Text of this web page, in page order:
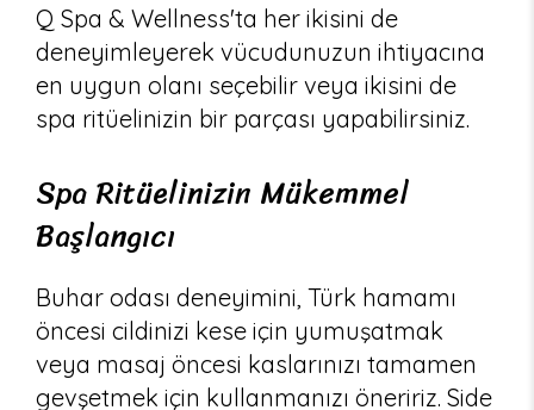
Q Spa & Wellness'ta her ikisini de
deneyimleyerek vücudunuzun ihtiyacına
en uygun olanı seçebilir veya ikisini de
spa ritüelinizin bir parçası yapabilirsiniz.
Spa Ritüelinizin Mükemmel
Başlangıcı
Buhar odası deneyimini, Türk hamamı
öncesi cildinizi kese için yumuşatmak
veya masaj öncesi kaslarınızı tamamen
gevşetmek için kullanmanızı öneririz. Side